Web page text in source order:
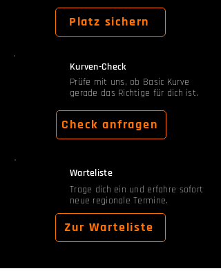
Platz sichern
Kurven-Check
Prüfe mit uns, ob Basic Kurve
gerade das Richtige für dich ist.
Check anfragen
Warteliste
Trage dich ein und erfahre sofort
neue regionale Termine.
Zur Warteliste